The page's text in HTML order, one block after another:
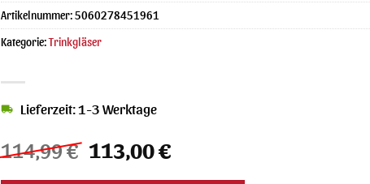
114,99€ Ursprünglicher
Preis
113,00€Aktueller
Lieferzeit: 1-3 Werktage
Artikelnummer:5060278451961
Kategorie:Trinkgläser